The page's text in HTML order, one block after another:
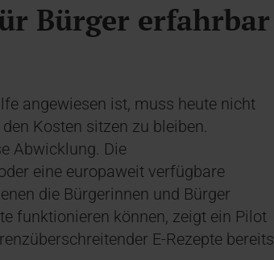
Bürger erfahrbar
angewiesen ist, muss heute nicht
Kosten sitzen zu bleiben.
Abwicklung. Die
eine europaweit verfügbare
die Bürgerinnen und Bürger
funktionieren können, zeigt ein Pilot
E-Rezepte bereits